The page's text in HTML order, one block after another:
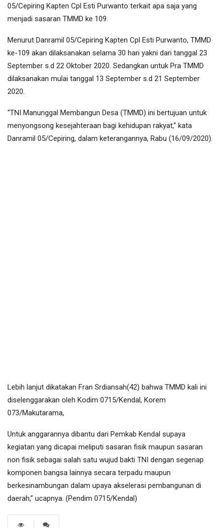
05/Cepiring Kapten Cpl Esti Purwanto terkait apa saja yang
menjadi sasaran TMMD ke 109.
Menurut Danramil 05/Cepiring Kapten Cpl Esti Purwanto, TMMD
ke-109 akan dilaksanakan selama 30 hari yakni dari tanggal 23
September s.d 22 Oktober 2020. Sedangkan untuk Pra TMMD
dilaksanakan mulai tanggal 13 September s.d 21 September
2020.
“TNI Manunggal Membangun Desa (TMMD) ini bertujuan untuk
menyongsong kesejahteraan bagi kehidupan rakyat,” kata
Danramil 05/Cepiring, dalam keterangannya, Rabu (16/09/2020).
Lebih lanjut dikatakan Fran Srdiansah(42) bahwa TMMD kali ini
diselenggarakan oleh Kodim 0715/Kendal, Korem
073/Makutarama,
Untuk anggarannya dibantu dari Pemkab Kendal supaya
kegiatan yang dicapai meliputi sasaran fisik maupun sasaran
non fisik sebagai salah satu wujud bakti TNI dengan segenap
komponen bangsa lainnya secara terpadu maupun
berkesinambungan dalam upaya akselerasi pembangunan di
daerah,” ucapnya. (Pendim 0715/Kendal)